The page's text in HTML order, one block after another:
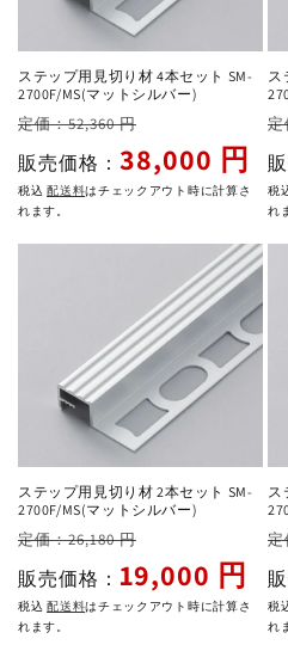
ステップ用見切り材 4本セット SM-
2700F/MS(マットシルバー)
通
常
価
格
定価：52,360 円
ー
ル
格
販売価格： 38,000 円
税込配送料はチェックアウト時に計算さ
れます。
ス
通
常
価
格
定
税
れ
ステップ用見切り材 2本セット SM-
2700F/MS(マットシルバー)
通
常
価
格
定価：26,180 円
ー
ル
販売価格： 19,000 円
税込配送料はチェックアウト時に計算さ
れます。
ス
通
常
価
格
定
税
れ